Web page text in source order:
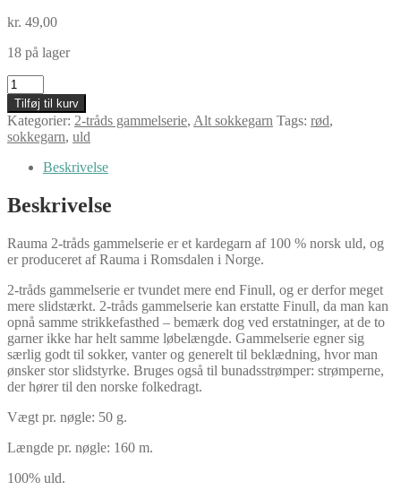
kr. 49,00
18 på lager
Rauma
2-
tråds
gammelserie,
4904
kobberrød
Tilføj til kurv
Kategorier: 2-tråds gammelserie, Alt sokkegarn Tags: rød,
sokkegarn, uld
Beskrivelse
Beskrivelse
Rauma 2-tråds gammelserie er et kardegarn af 100 % norsk uld, og
er produceret af Rauma i Romsdalen i Norge.
2-tråds gammelserie er tvundet mere end Finull, og er derfor meget
mere slidstærkt. 2-tråds gammelserie kan erstatte Finull, da man kan
opnå samme strikkefasthed – bemærk dog ved erstatninger, at de to
garner ikke har helt samme løbelængde. Gammelserie egner sig
særlig godt til sokker, vanter og generelt til beklædning, hvor man
ønsker stor slidstyrke. Bruges også til bunadsstrømper: strømperne,
der hører til den norske folkedragt.
Vægt pr. nøgle: 50 g.
Længde pr. nøgle: 160 m.
100% uld.